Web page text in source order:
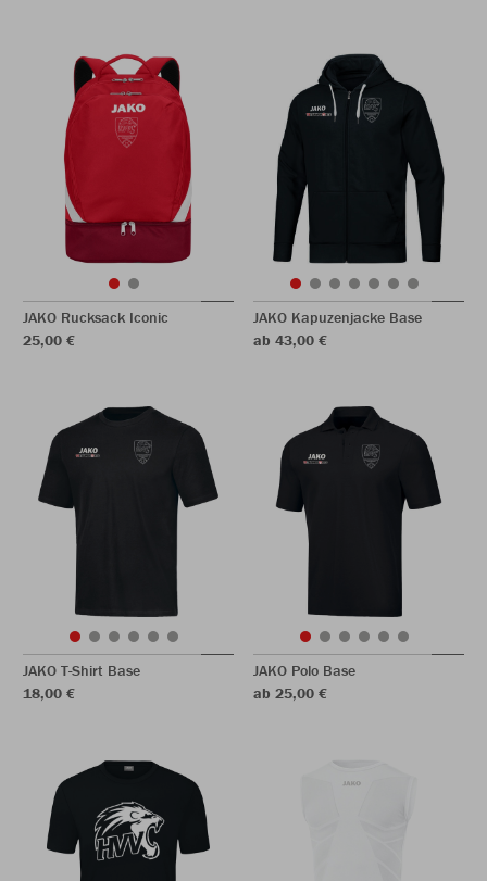
JAKO Rucksack Iconic
25,00 €
JAKO Kapuzenjacke Base
ab 43,00 €
JAKO T-Shirt Base
18,00 €
JAKO Polo Base
ab 25,00 €